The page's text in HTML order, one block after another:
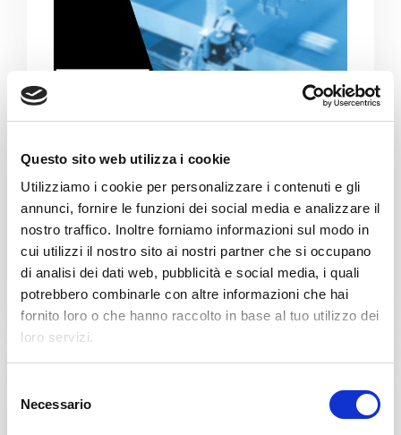
Questo sito web utilizza i cookie
Utilizziamo i cookie per personalizzare i contenuti e gli
annunci, fornire le funzioni dei social media e analizzare il
nostro traffico. Inoltre forniamo informazioni sul modo in
cui utilizzi il nostro sito ai nostri partner che si occupano
di analisi dei dati web, pubblicità e social media, i quali
potrebbero combinarle con altre informazioni che hai
fornito loro o che hanno raccolto in base al tuo utilizzo dei
loro servizi.
Necessario
DUBAI-EMIRATI ARABI
GULFOOD MANUFACTURING
04-06 LISTOPAD 2025
Bliższe dane